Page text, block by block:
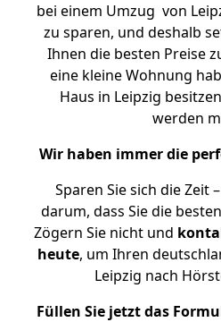
bei einem Umzug von
zu sparen, und deshalb
Ihnen die besten Preise
eine kleine Wohnung
Haus in Leipzig
werden
Wir haben immer die
Sparen Sie sich die Zeit
darum, dass Sie die
Zögern Sie nicht und
heute, um Ihren
Leipzig nach
Füllen Sie jetzt das